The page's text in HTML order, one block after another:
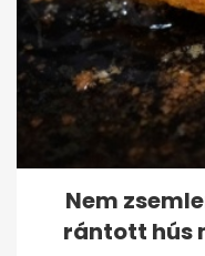
Nem
rántott hús